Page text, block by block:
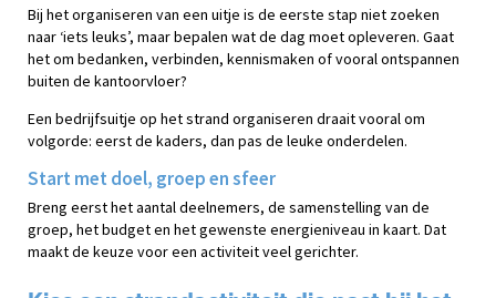
Bij het organiseren van een uitje is de eerste stap niet zoeken
naar ‘iets leuks’, maar bepalen wat de dag moet opleveren. Gaat
het om bedanken, verbinden, kennismaken of vooral ontspannen
buiten de kantoorvloer?
Een bedrijfsuitje op het strand organiseren draait vooral om
volgorde: eerst de kaders, dan pas de leuke onderdelen.
Start met doel, groep en sfeer
Breng eerst het aantal deelnemers, de samenstelling van de
groep, het budget en het gewenste energieniveau in kaart. Dat
maakt de keuze voor een activiteit veel gerichter.